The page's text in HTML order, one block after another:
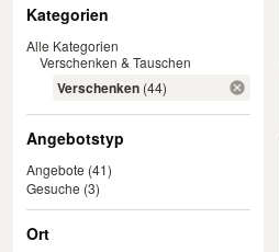
Kategorien
Alle Kategorien
Verschenken & Tauschen
Verschenken (44)
Angebotstyp
Angebote (41)
Gesuche (3)
Ort